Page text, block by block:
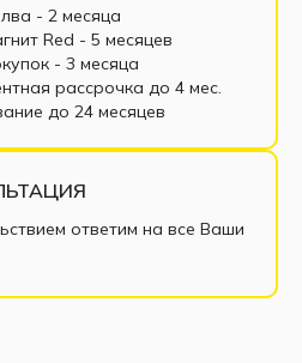
Диваны из ткани
Недорогие диваны
диваны
Диваны из велюра
- 2 месяца
Red - 5 месяцев
- 3 месяца
рассрочка до 4 мес.
до 24 месяцев
ответим на все Ваши